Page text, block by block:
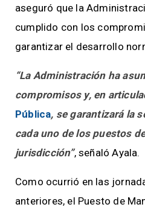
aseguró que la
cumplido con los
garantizar el desarrollo
“La Administración ha
compromisos y, en
Pública, se garantizará la
cada uno de los puestos
jurisdicción”, señaló Ayala.
Como ocurrió en las
anteriores, el Puesto de